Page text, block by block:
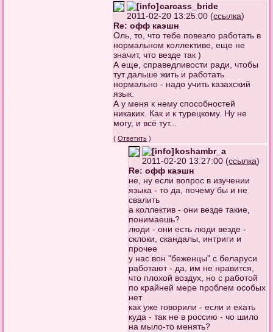
carcass_bride
2011-02-20 13:25:00 (ссылка)
Re: офф каэшн
Оль, то, что тебе повезло работать в
нормальном коллективе, еще не
значит, что везде так )
А еще, справедливости ради, чтобы
тут дальше жить и работать
нормально - надо учить казахский
язык.
А у меня к нему способностей
никаких. Как и к турецкому. Ну не
могу, и всё тут...
(Ответить )
koshambr_a
2011-02-20 13:27:00 (ссылка)
Re: офф каэшн
не, ну если вопрос в изучении
языка - то да, почему бы и не
свалить
а коллектив - они везде такие,
понимаешь?
люди - они есть люди везде -
склоки, скандалы, интриги и
прочее
у нас вон "беженцы" с беларуси
работают - да, им не нравится,
что плохой воздух, но с работой
по крайней мере проблем особых
нет
как уже говорили - если и ехать
куда - так не в россию - чо шило
на мыло-то менять?